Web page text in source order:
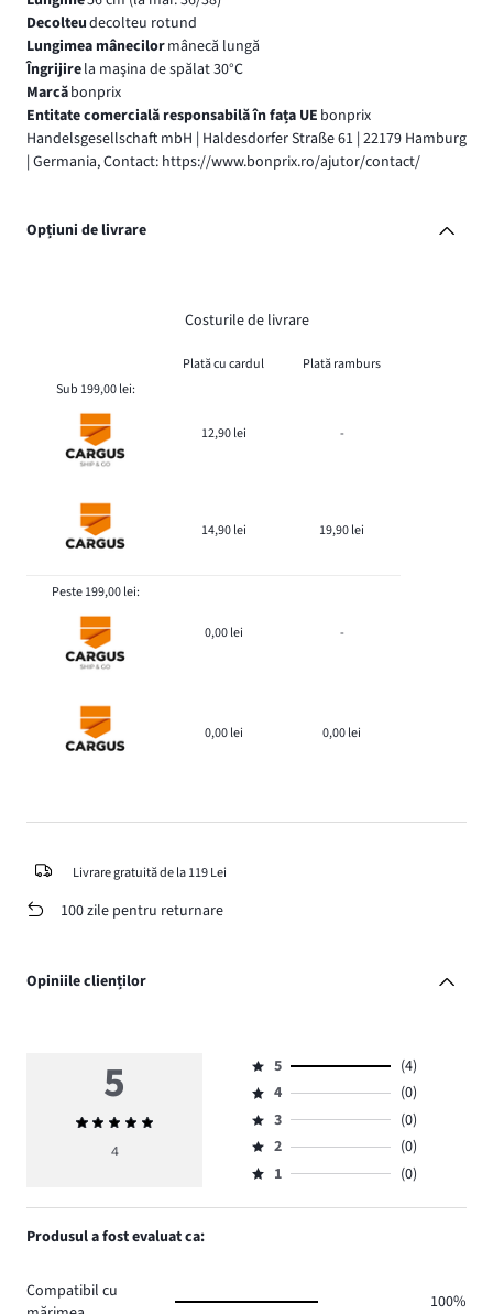
Decolteudecolteu rotund
Lungimea mânecilormânecă lungă
Îngrijirela maşina de spălat 30°C
Marcăbonprix
Entitate comercială responsabilă în fața UE bonprix
Handelsgesellschaft mbH | Haldesdorfer Straße 61 | 22179 Hamburg
| Germania, Contact: https://www.bonprix.ro/ajutor/contact/
Opțiuni de livrare
Costurile de livrare
Plată cu cardul
Plată ramburs
Sub 199,00 lei:
12,90 lei -
14,90 lei 19,90 lei
Peste 199,00 lei:
0,00 lei -
0,00 lei 0,00 lei
Livrare gratuită de la 119 Lei
100 zile pentru returnare
Opiniile clienților
5
Evaluarea
medie
4
Evaluare
5,
numărul
de
voturi
4.
5
(4)
Evaluare
4,
numărul
de
0.
4
(0)
Evaluare
3,
numărul
3
(0)
Evaluare
2,
2
(0)
Evaluare
1,
1 (0)
Produsul a fost evaluat ca:
Compatibil cu
100%